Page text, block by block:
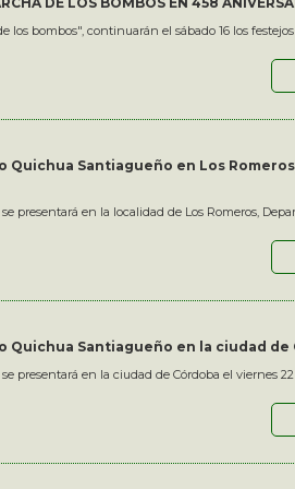
los bombos", continuarán el sábado 16 los festejos
Quichua Santiagueño en Los
presentará en la localidad de Los Romeros,
Quichua Santiagueño en la ciudad de
presentará en la ciudad de Córdoba el viernes 22